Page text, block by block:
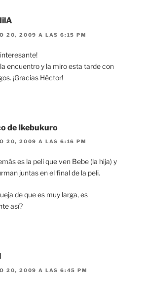
20, 2009 A LAS 6:15 PM
encuentro y la miro esta tarde con
¡Gracias Hèctor!
de Ikebukuro
20, 2009 A LAS 6:16 PM
es la peli que ven Bebe (la hija) y
juntas en el final de la peli.
de que es muy larga, es
así?
20, 2009 A LAS 6:45 PM